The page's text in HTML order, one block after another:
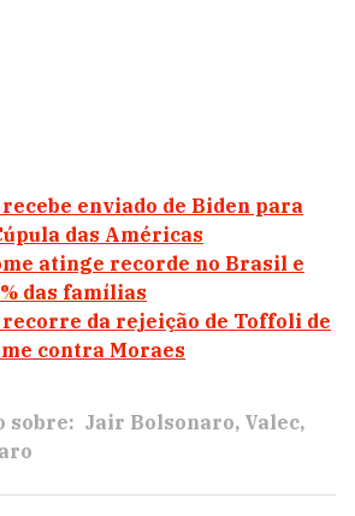
enviado de Biden para
das Américas
atinge recorde no Brasil e
das famílias
da rejeição de Toffoli de
contra Moraes
sobre: Jair Bolsonaro Valec